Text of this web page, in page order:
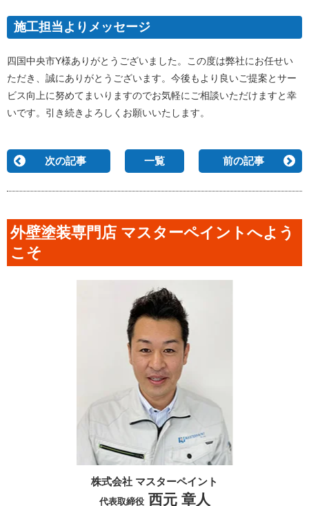
施工担当よりメッセージ
四国中央市Y様ありがとうございました。この度は弊社にお任せい
ただき、誠にありがとうございます。今後もより良いご提案とサー
ビス向上に努めてまいりますのでお気軽にご相談いただけますと幸
いです。引き続きよろしくお願いいたします。
次の記事 一覧 前の記事
外壁塗装専門店 マスターペイントへよう
こそ
株式会社 マスターペイント
代表取締役西元 章人